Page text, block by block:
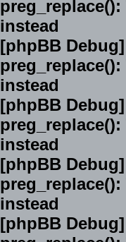
instead
[phpBB
instead
[phpBB
instead
[phpBB
instead
[phpBB